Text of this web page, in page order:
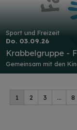
Sport und Freizeit
Do. 03.09.26
Krabbelgruppe -
Gemeinsam mit den
1 2 3 ... 8